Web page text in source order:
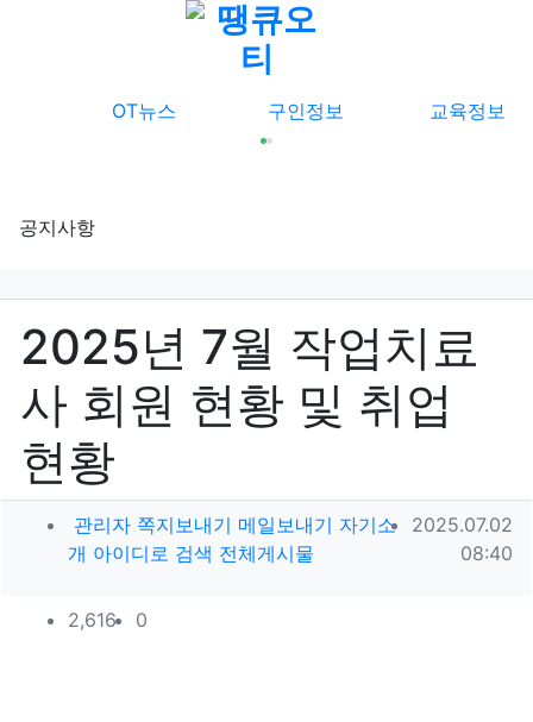
OT뉴스 구인정보 교육정보
공지사항
2025년 7월 작업치료
사 회원 현황 및 취업
현황
작성자 정보
관리자 쪽지보내기 메일보내기 자기소
개 아이디로 검색 전체게시물
작성일
2025.07.02
08:40
컨텐츠 정보
2,616조회
0